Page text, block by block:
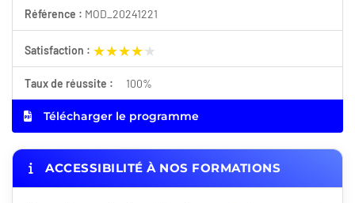
Référence : MOD_20241221
Satisfaction : ★★★★★
★★★★★
Taux de réussite : 100%
Télécharger le programme
ACCESSIBILITÉ À NOS FORMATIONS